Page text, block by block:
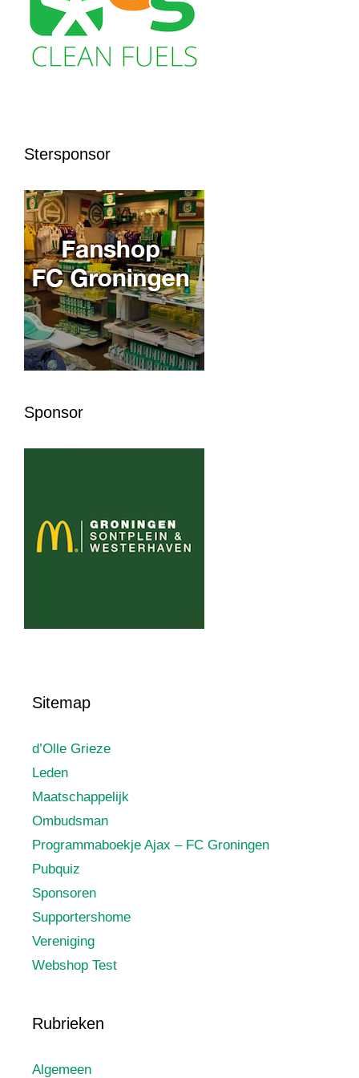
Stersponsor
Sponsor
Sitemap
d’Olle Grieze
Leden
Maatschappelijk
Ombudsman
Programmaboekje Ajax – FC Groningen
Pubquiz
Sponsoren
Supportershome
Vereniging
Webshop Test
Rubrieken
Algemeen